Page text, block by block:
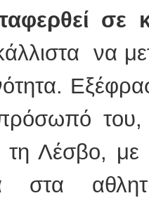
σε
να
του,
Λέσβο, με
στα